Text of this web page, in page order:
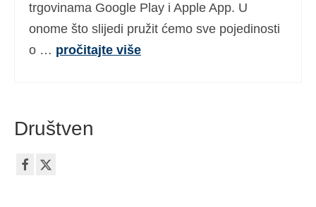
trgovinama Google Play i Apple App. U
onome što slijedi pružit ćemo sve pojedinosti
o … pročitajte više
Društven